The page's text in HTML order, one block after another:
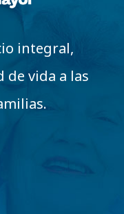
integral,
de vida a las